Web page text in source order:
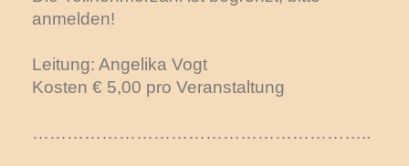
anmelden!
Leitung: Angelika Vogt
Kosten € 5,00 pro Veranstaltung